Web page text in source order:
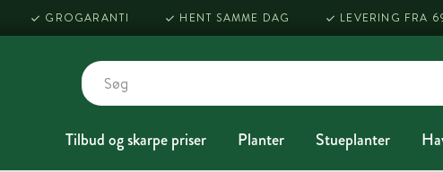
GROGARANTI HENT SAMME DAG LEVERING FRA
Tilbud og skarpe priser Planter Stueplanter